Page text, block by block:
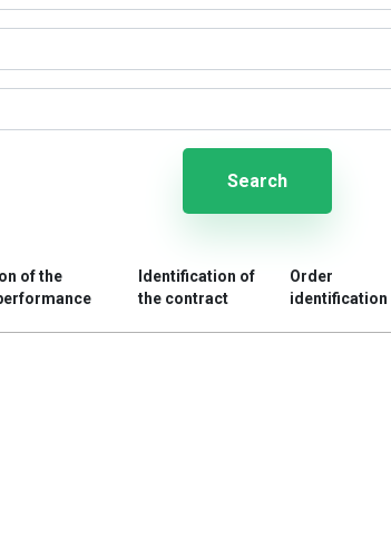
Search
of the
Identification of
the contract
Order
identification